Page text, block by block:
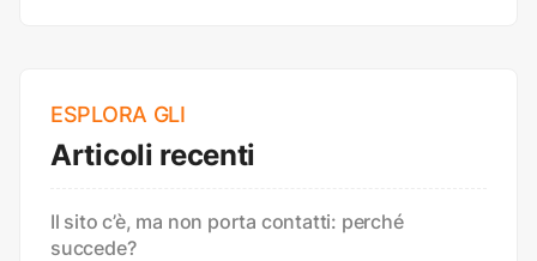
ESPLORA GLI
Articoli recenti
Il sito c’è, ma non porta contatti: perché
succede?